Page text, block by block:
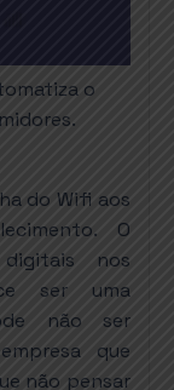
o
do Wifi aos
O
nos
ser uma
não ser
que
não pensar